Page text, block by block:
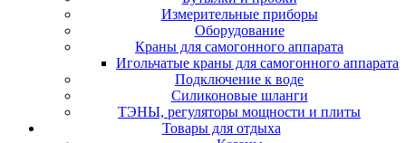
Измерительные приборы
Оборудование
Краны для самогонного аппарата
Игольчатые краны для самогонного аппарата
Подключение к воде
Силиконовые шланги
ТЭНЫ, регуляторы мощности и плиты
Товары для отдыха